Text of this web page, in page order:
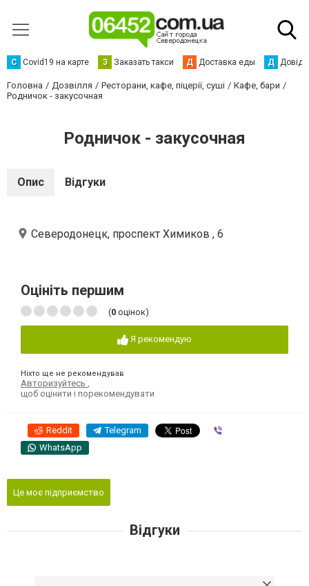
С Сovid19 на карте З Заказать такси Д Доставка еды Д
Головна Дозвілля Ресторани, кафе, піцерії, суші
Кафе, бари
Родничок - закусочная
Родничок - закусочная
Опис Відгуки
Северодонецк, проспект Химиков , 6
Оцініть першим
(0 оцінок)
Я рекомендую
Ніхто ще не рекомендував
Авторизуйтесь
щоб оцінити і порекомендувати
Reddit Telegram
WhatsApp
Це моє підприємство
Відгуки